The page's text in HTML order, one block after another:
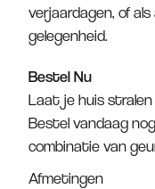
verjaardagen, of
gelegenheid.
Bestel Nu
Laat je huis
Bestel vandaag
combinatie van
Afmetingen